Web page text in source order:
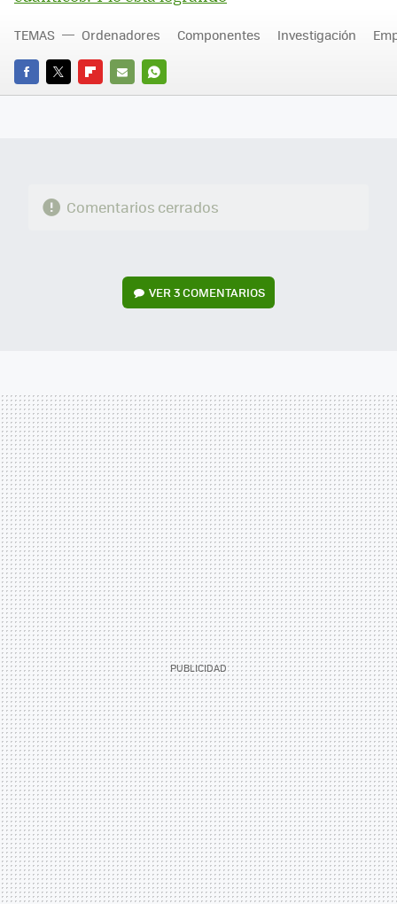
FACEBOOK
TWITTERFLIPBOARD
E-
WHATSAPP
TEMAS Ordenadores Componentes Investigación
Comentarios cerrados
VER3 COMENTARIOS